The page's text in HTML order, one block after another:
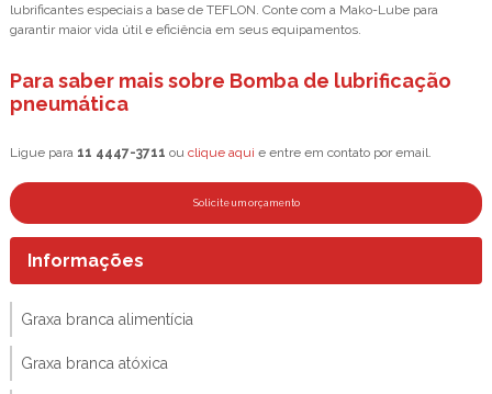
lubrificantes especiais a base de TEFLON. Conte com a Mako-Lube para
garantir maior vida útil e eficiência em seus equipamentos.
Para saber mais sobre Bomba de lubrificação
pneumática
Ligue para 11 4447-3711 ou clique aqui e entre em contato por email.
Solicite um orçamento
Informações
Graxa branca alimentícia
Graxa branca atóxica